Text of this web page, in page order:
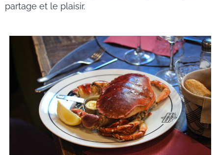
partage et le plaisir.